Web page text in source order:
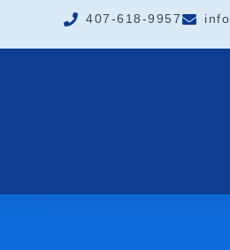
407-618-9957